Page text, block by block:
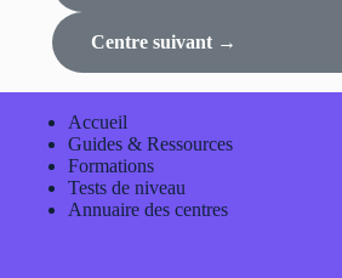
Centre suivant →
Accueil
Guides & Ressources
Formations
Tests de niveau
Annuaire des centres